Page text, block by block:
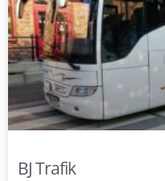
BJ Trafik